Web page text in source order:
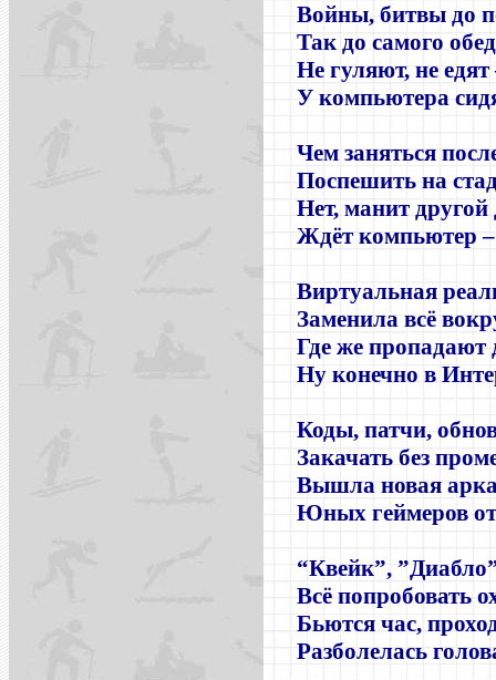
Войны, битвы до
Так до самого
Не гуляют, не едят
У компьютера
Чем заняться
Поспешить на
Нет, манит другой
Ждёт компьютер
Виртуальная
Заменила всё
Где же пропадают
Ну конечно в
Коды, патчи,
Закачать без
Вышла новая
Юных геймеров
“Квейк”,
Всё попробовать
Бьются час,
Разболелась